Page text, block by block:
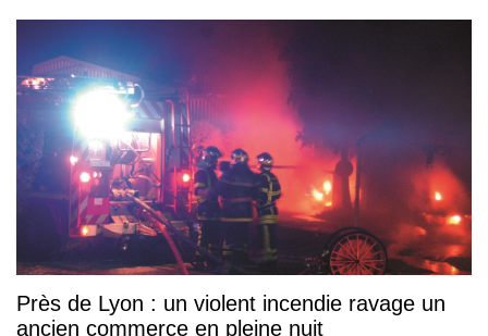
Près de Lyon : un violent incendie ravage un
ancien commerce en pleine nuit